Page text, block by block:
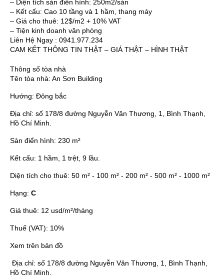
– Diện tích sàn điển hình: 250m2/sàn
– Kết cấu: Cao 10 tầng và 1 hầm, thang máy
– Giá cho thuê: 12$/m2 + 10% VAT
– Tiện kinh doanh văn phòng
Liên Hệ Ngay : 0941.977.234
CAM KẾT THÔNG TIN THẬT – GIÁ THẬT – HÌNH THẬT
Thông số tòa nhà
Tên tòa nhà: An Sơn Building
Hướng: Đông bắc
Địa chỉ: số 178/8 đường Nguyễn Văn Thương, 1, Bình Thạnh,
Hồ Chí Minh.
Sàn điển hình: 230 m²
Kết cấu: 1 hầm, 1 trệt, 9 lầu.
Diện tích cho thuê: 50 m² - 100 m² - 200 m² - 500 m² - 1000 m²
Hạng: C
Giá thuê: 12 usd/m²/tháng
Thuế (VAT): 10%
Xem trên bản đồ
Địa chỉ: số 178/8 đường Nguyễn Văn Thương, 1, Bình Thạnh,
Hồ Chí Minh.